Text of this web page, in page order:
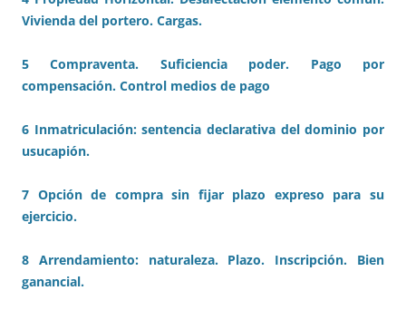
Vivienda del portero. Cargas.
5 Compraventa. Suficiencia poder. Pago por
compensación. Control medios de pago
6 Inmatriculación: sentencia declarativa del dominio por
usucapión.
7 Opción de compra sin fijar plazo expreso para su
ejercicio.
8 Arrendamiento: naturaleza. Plazo. Inscripción. Bien
ganancial.